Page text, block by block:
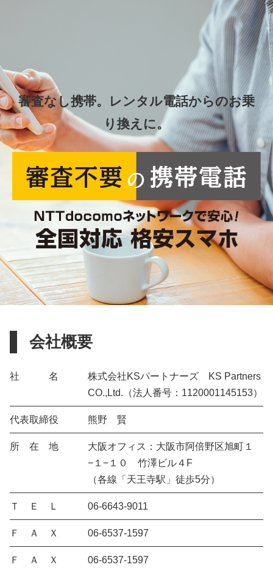
審査なし携帯。レンタル電話からのお乗
り換えに。
会社概要
社 名
株式会社KSパートナーズ KS Partners
CO.,Ltd.（法人番号：1120001145153）
代表取締役 熊野 賢
所 在 地
大阪オフィス：大阪市阿倍野区旭町１
−１−１０ 竹澤ビル４F
（各線「天王寺駅」徒歩5分）
Ｔ Ｅ Ｌ 06-6643-9011
Ｆ Ａ Ｘ 06-6537-1597
Ｆ Ａ Ｘ 06-6537-1597